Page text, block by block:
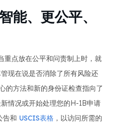
能、更公平、
重点放在公平和问责制上时，就
现在说是否消除了所有风险还
的方法和新的身份证检查指向了
情况或开始处理您的H-1B申请
告和 USCIS表格 ，以访问所需的